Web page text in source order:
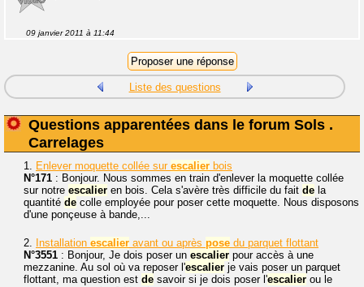
09 janvier 2011 à 11:44
Liste des questions
Questions apparentées dans le forum Sols .
Carrelages
1. Enlever moquette collée sur escalier bois
N°171 : Bonjour. Nous sommes en train d'enlever la moquette collée
sur notre escalier en bois. Cela s'avère très difficile du fait de la
quantité de colle employée pour poser cette moquette. Nous disposons
d'une ponçeuse à bande,...
2. Installation escalier avant ou après pose du parquet flottant
N°3551 : Bonjour, Je dois poser un escalier pour accès à une
mezzanine. Au sol où va reposer l'escalier je vais poser un parquet
flottant, ma question est de savoir si je dois poser l'escalier ou le